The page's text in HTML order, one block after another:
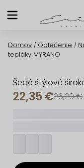
na
Domov / Oblečenie /
tepláky MYRANO
Šedé štýlové
26,29 €
22,35 €